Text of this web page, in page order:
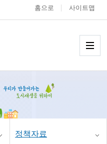
충청북도 도시재
홈으로 사이트맵
정책자료